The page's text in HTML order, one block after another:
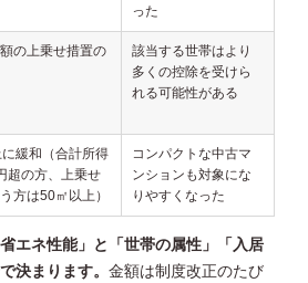
った
の上乗せ措置の
該当する世帯はより
多くの控除を受けら
れる可能性がある
緩和（合計所得
超の方、上乗せ
方は50㎡以上）
コンパクトな中古マ
ンションも対象にな
りやすくなった
エネ性能」と「世帯の属性」「入居
決まります。 金額は制度改正のたび